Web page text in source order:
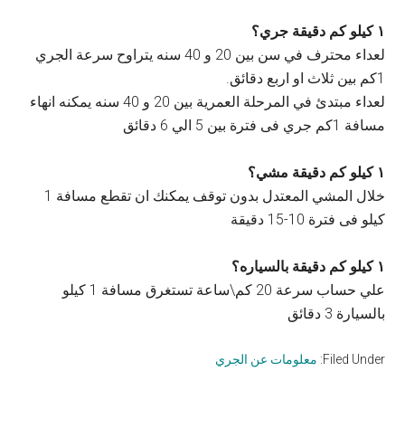
١ كيلو كم دقيقة جري؟
لعداء محترف في سن بين 20 و 40 سنه يتراوح سرعة الجري
1كم بين ثلاث او اربع دقائق.
لعداء مبتدئ في المرحلة العمرية بين 20 و 40 سنه يمكنه انهاء
مسافة 1كم جري فى فترة بين 5 الي 6 دقائق
١ كيلو كم دقيقة مشي؟
خلال المشي المعتدل بدون توقف يمكنك ان تقطع مسافة 1
كيلو فى فترة 10-15 دقيقة
١ كيلو كم دقيقة بالسياره؟
علي حساب سرعة 20 كم\ساعة تستغرق مسافة 1 كيلو
بالسيارة 3 دقائق
Filed Under: معلومات عن الجري